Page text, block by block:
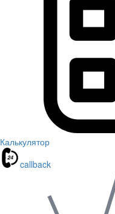
Калькулятор
callback